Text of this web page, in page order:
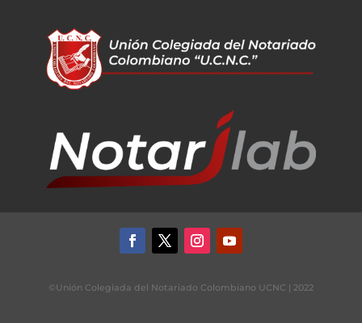
©Unión Colegiada del Notariado Colombiano UCNC | 2022